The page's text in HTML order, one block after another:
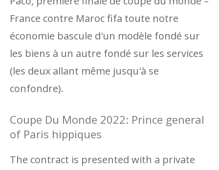
France contre Maroc fifa toute notre
économie bascule d'un modèle fondé sur
les biens à un autre fondé sur les services
(les deux allant même jusqu'à se
confondre).
Coupe Du Monde 2022: Prince general
of Paris hippiques
The contract is presented with a private